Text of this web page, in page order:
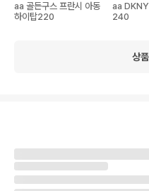
aa 골든구스 프란시 아동
하이탑220
aa DKNY
240
상